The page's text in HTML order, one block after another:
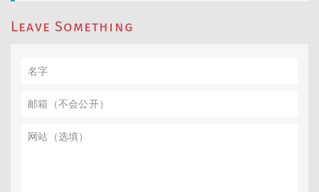
Leave Something